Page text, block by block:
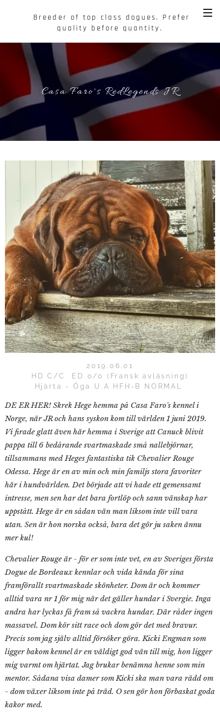
Breeder of top class dogues. Prefer
quality before quantity.
Casa Faro's RedLegends JR
2019.06.01
HD C/C ED 0/0 (Fransk avläsning)
Hjärta - Öga U.A HFH-B NORMAL
DE ER HER! Skrek Hege hemma på Casa Faro's kennel i
Norge, när JR och hans syskon kom till världen 1 juni 2019.
Vi firade glatt även här hemma i Sverige att Canuck blivit
pappa till 6 bedårande svartmaskade små nallebjörnar,
tillsammans med Heges fantastiska tik Chevalier Rouge
Odessa. Hege är en av min och min familjs stora favoriter
här i hundvärlden. Det började att vi hade ett gemensamt
intresse, men sen har det bara fortlöp och sann vänskap har
uppstått. Hege är en sådan vän man liksom inte vill vara
utan. Sen är hon norska också, bara det gör ju saken ännu
mer kul!
Chevalier Rouge är - för er som inte vet, en av Sveriges första
Dogue de Bordeaux kennlar och vida kända för sina
framförallt svartmaskade skönheter. Dom är och kommer
alltid vara nr 1 för mig när det gäller hundar i Svergie. Inga
andra har lyckas få fram så vackra hundar. Där råder ingen
massavel. Dom kör sitt race och dom gör det med bravur.
Precis som jag själv alltid försöker göra. Kicki Engman som
ligger bakom kennel är en väldigt god vän till mig, hon ligger
mig varmt om hjärtat. Jag brukar benämna henne som min
mentor. Sådana visa damer som Kicki ska man vara rädd om
- dom växer liksom inte på träd. O sen gör hon förbaskat goda
kakor med.